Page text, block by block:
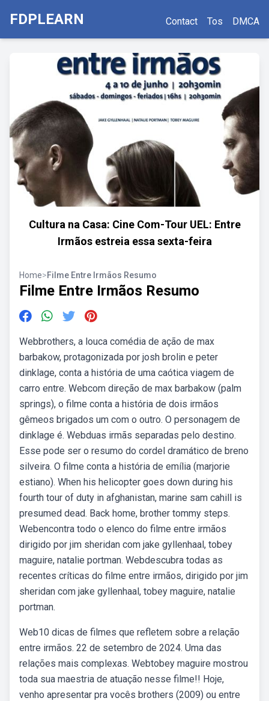
FDPLEARN Contact Tos DMCA
Cultura na Casa: Cine Com-Tour UEL: Entre
Irmãos estreia essa sexta-feira
Home>Filme Entre Irmãos Resumo
Filme Entre Irmãos Resumo
Webbrothers, a louca comédia de ação de max
barbakow, protagonizada por josh brolin e peter
dinklage, conta a história de uma caótica viagem de
carro entre. Webcom direção de max barbakow (palm
springs), o filme conta a história de dois irmãos
gêmeos brigados um com o outro. O personagem de
dinklage é. Webduas irmãs separadas pelo destino.
Esse pode ser o resumo do cordel dramático de breno
silveira. O filme conta a história de emília (marjorie
estiano). When his helicopter goes down during his
fourth tour of duty in afghanistan, marine sam cahill is
presumed dead. Back home, brother tommy steps.
Webencontra todo o elenco do filme entre irmãos
dirigido por jim sheridan com jake gyllenhaal, tobey
maguire, natalie portman. Webdescubra todas as
recentes críticas do filme entre irmãos, dirigido por jim
sheridan com jake gyllenhaal, tobey maguire, natalie
portman.
Web10 dicas de filmes que refletem sobre a relação
entre irmãos. 22 de setembro de 2024. Uma das
relações mais complexas. Webtobey maguire mostrou
toda sua maestria de atuação nesse filme!! Hoje,
venho apresentar pra vocês brothers (2009) ou entre